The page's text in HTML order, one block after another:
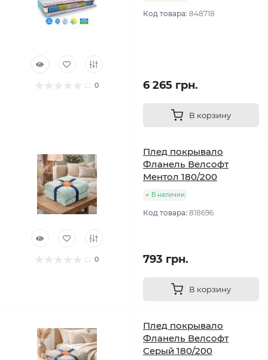
0
Код товара: 848718
6 265 грн.
В корзину
0
Плед покрывало
Фланель Велсофт
Ментол 180/200
В наличии
Код товара: 818696
793 грн.
В корзину
Плед покрывало
Фланель Велсофт
Серый 180/200